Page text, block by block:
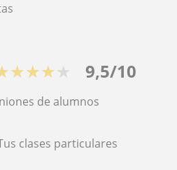
9,5/10
de alumnos
clases particulares